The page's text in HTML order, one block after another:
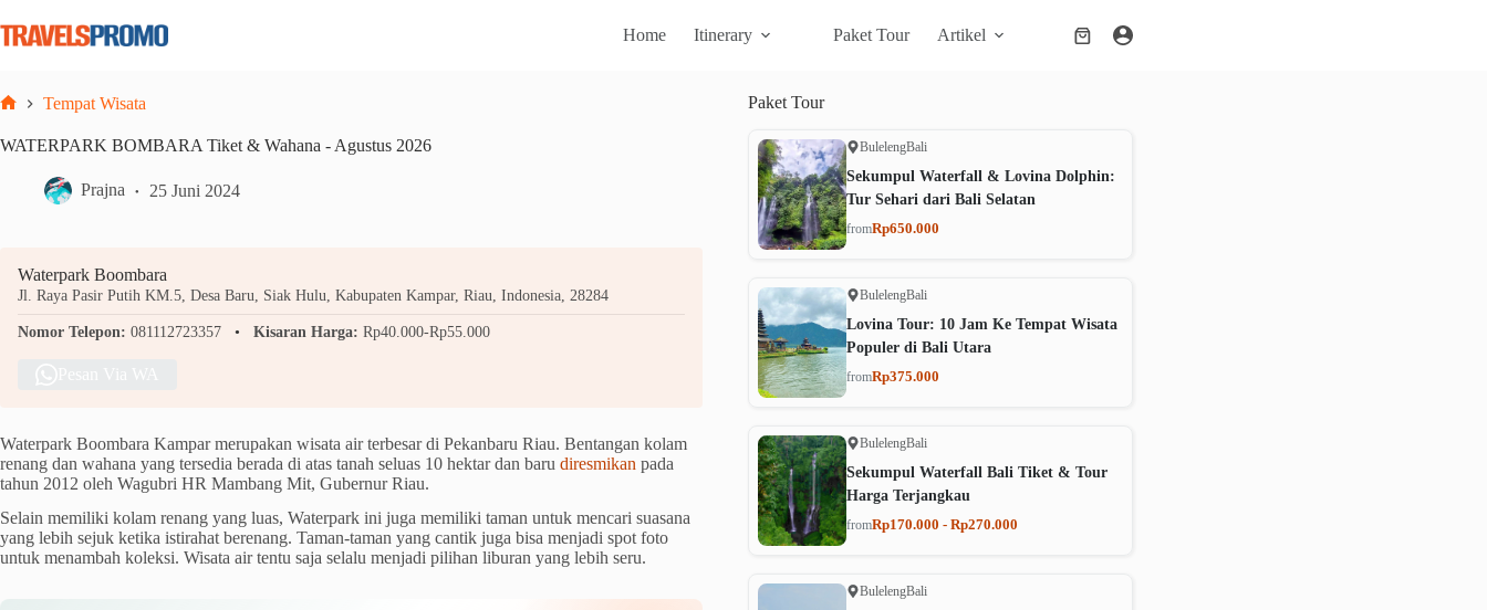
to
content
Home Itinerary Paket Tour Artikel
Shopping
Tempat Wisata
WATERPARK BOMBARA Tiket & Wahana - Agustus 2026
Prajna 25 Juni 2024
Waterpark Boombara
Jl. Raya Pasir Putih KM.5, Desa Baru, Siak Hulu, Kabupaten Kampar, Riau, Indonesia, 28284
Nomor Telepon: 081112723357 Kisaran Harga: Rp40.000-Rp55.000
Waterpark Boombara Kampar merupakan wisata air terbesar di Pekanbaru Riau. Bentangan kolam
renang dan wahana yang tersedia berada di atas tanah seluas 10 hektar dan baru diresmikan pada
tahun 2012 oleh Wagubri HR Mambang Mit, Gubernur Riau.
Selain memiliki kolam renang yang luas, Waterpark ini juga memiliki taman untuk mencari suasana
yang lebih sejuk ketika istirahat berenang. Taman-taman yang cantik juga bisa menjadi spot foto
untuk menambah koleksi. Wisata air tentu saja selalu menjadi pilihan liburan yang lebih seru.
Paket Tour
BulelengBali
Sekumpul Waterfall & Lovina Dolphin:
Tur Sehari dari Bali Selatan
fromRp650.000
BulelengBali
Lovina Tour: 10 Jam Ke Tempat Wisata
Populer di Bali Utara
fromRp375.000
BulelengBali
Sekumpul Waterfall Bali Tiket & Tour
Harga Terjangkau
fromRp170.000 - Rp270.000
BulelengBali